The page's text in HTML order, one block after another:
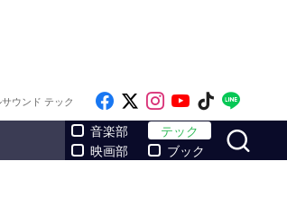
ウンド テック Like on Facebook
Follow on x
Follow on
Follow on
Follow
音楽部
映画部
テック
ブック